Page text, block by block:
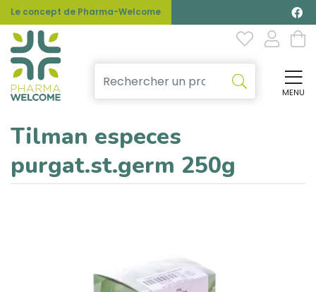
Le concept de Pharma-Welcome
MENU
Tilman especes
purgat.st.germ 250g